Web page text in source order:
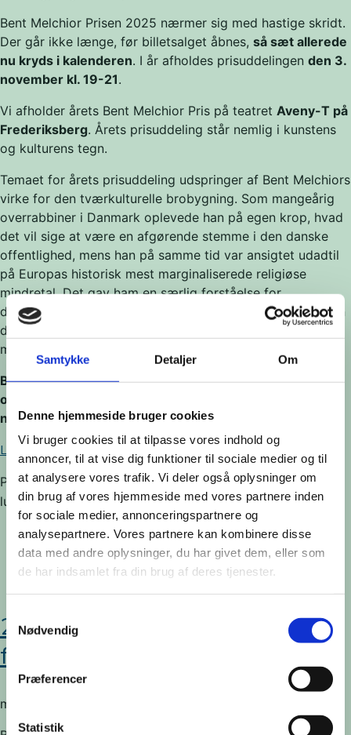
Samtykke Detaljer Om
Denne hjemmeside bruger cookies
Vi bruger cookies til at tilpasse vores indhold og
annoncer, til at vise dig funktioner til sociale medier og til
at analysere vores trafik. Vi deler også oplysninger om
din brug af vores hjemmeside med vores partnere inden
for sociale medier, annonceringspartnere og
analysepartnere. Vores partnere kan kombinere disse
data med andre oplysninger, du har givet dem, eller som
de har indsamlet fra din brug af deres tjenester.
Nødvendig
Præferencer
Statistik
Bent Melchior Prisen 2025 nærmer sig med hastige skridt.
Der går ikke længe, før billetsalget åbnes, så sæt allerede
nu kryds i kalenderen. I år afholdes prisuddelingen den 3.
november kl. 19-21.
Vi afholder årets Bent Melchior Pris på teatret Aveny-T på
Frederiksberg. Årets prisuddeling står nemlig i kunstens
og kulturens tegn.
Temaet for årets prisuddeling udspringer af Bent Melchiors
virke for den tværkulturelle brobygning. Som mangeårig
overrabbiner i Danmark oplevede han på egen krop, hvad
det vil sige at være en afgørende stemme i den danske
offentlighed, mens han på samme tid var ansigtet udadtil
på Europas historisk mest marginaliserede religiøse
mindretal. Det gav ham en særlig forståelse for
dilemmaerne i kulturmødet – men også for potentialet i en
danskhed, der ikke lukker sig om sig selv, men omfavner
mangfoldigheden.
Bent Melchior Pris-modtageren får en vandrestatuette
og 10.000 kr. Kender du en, der fortjener at blive
nomineret?
Læs mere og indstil her.
Posted inEvents,Events,News,Nyheder|Kommentarer
lukket til
Indstil
årets
ildsjæl
25. august: Brobyggernes
fødselsdag
mandag, august 11th, 2025